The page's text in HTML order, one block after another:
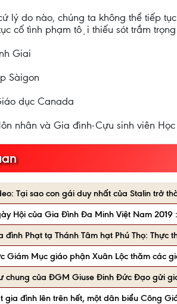
lý do nào, chúng ta không thể tiếp
cố tình phạm tội thiếu sót trầm
Giai
Sàigon
dục Canada
nhân và Gia đình-Cựu sinh viên
Tại sao con gái duy nhất của Stalin trở
Hội của Gia Đình Đa Minh Việt Nam
đình Phạt tạ Thánh Tâm hạt Phú Thọ: Thực
Giám Mục giáo phận Xuân Lộc thăm các
chung của ĐGM Giuse Đinh Đức Đạo gửi
gia đình lên trên hết, một dân biểu Công